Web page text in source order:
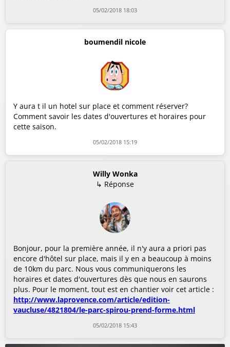
05/02/2018 18:03
boumendil nicole
Y aura t il un hotel sur place et comment réserver?
Comment savoir les dates d'ouvertures et horaires pour
cette saison.
05/02/2018 15:19
Willy Wonka
↳ Réponse
Bonjour, pour la première année, il n'y aura a priori pas
encore d'hôtel sur place, mais il y en a beaucoup à moins
de 10km du parc. Nous vous communiquerons les
horaires et dates d'ouvertures dès que nous en saurons
plus. Pour le moment, tout est en chantier voir cet article :
http://www.laprovence.com/article/edition-
vaucluse/4821804/le-parc-spirou-prend-forme.html
05/02/2018 15:43